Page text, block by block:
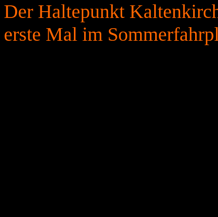
Der Haltepunkt
erste Mal im